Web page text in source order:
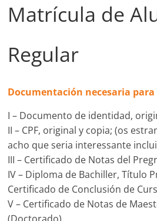
Matrícula de
Regular
Documentación necesaria
I – Documento de identidad,
II – CPF, original y copia; (os
acho que seria interessante
III – Certificado de Notas del
IV – Diploma de Bachiller, Título
Certificado de Conclusión de
V – Certificado de Notas de